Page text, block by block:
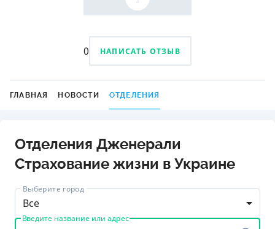
0 НАПИСАТЬ ОТЗЫВ
ГЛАВНАЯ НОВОСТИ ОТДЕЛЕНИЯ
Отделения Дженерали
Страхование жизни в Украине
Выберите город
Все
Введите название или адрес